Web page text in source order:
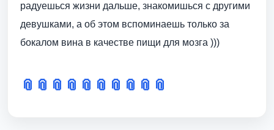
радуешься жизни дальше, знакомишься с другими
девушками, а об этом вспоминаешь только за
бокалом вина в качестве пищи для мозга )))
📎 📎 📎 📎 📎 📎 📎 📎 📎 📎